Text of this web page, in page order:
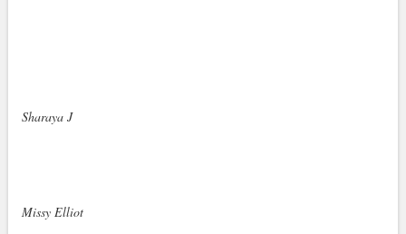
Sharaya J
Missy Elliot